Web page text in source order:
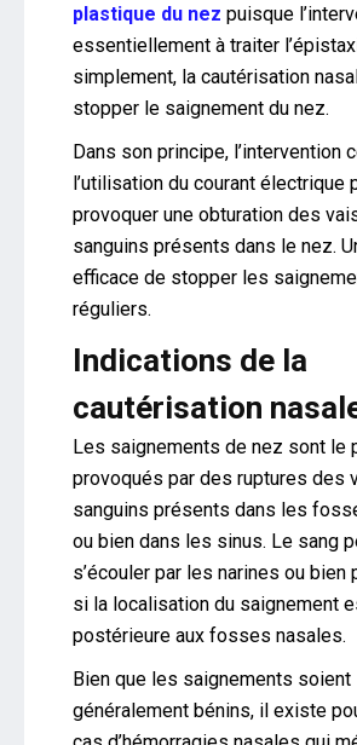
plastique du nez puisque
essentiellement à traiter
simplement, la cautérisation
stopper le saignement du nez.
Dans son principe, l’intervention
l’utilisation du courant électrique
provoquer une obturation des
sanguins présents dans le nez.
efficace de stopper les
réguliers.
Indications de la
cautérisation
Les saignements de nez sont le
provoqués par des ruptures des
sanguins présents dans les
ou bien dans les sinus. Le sang
s’écouler par les narines ou bien
si la localisation du saignement
postérieure aux fosses nasales.
Bien que les saignements soient
généralement bénins, il existe